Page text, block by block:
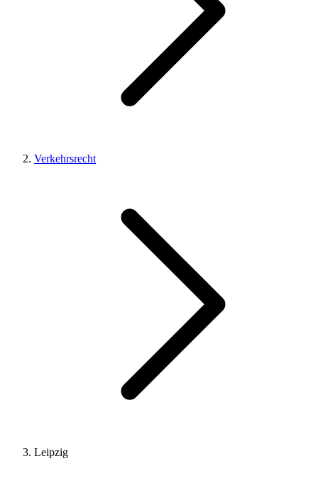
Verkehrsrecht
Leipzig